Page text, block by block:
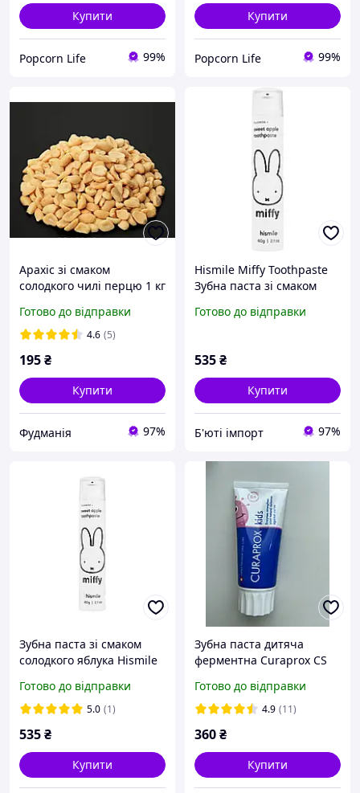
Купити
Popcorn Life 99%
Купити
Popcorn Life 99%
Арахіс зі смаком
солодкого чилі перцю 1 кг
Готово до відправки
4.6 (5)
195₴
Купити
Фудманія 97%
Hismile Miffy Toothpaste
Зубна паста зі смаком
Готово до відправки
535₴
Купити
Б'юті імпорт 97%
Зубна паста зі смаком
солодкого яблука Hismile
Готово до відправки
5.0 (1)
535₴
Купити
Зубна паста дитяча
ферментна Curaprox CS
смаком солодкого кавуна
1450 ppm F 60 м
Готово до відправки
4.9 (11)
360₴
Купити